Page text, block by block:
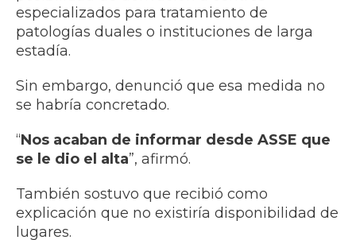
especializados para tratamiento de
patologías duales o instituciones de larga
estadía.
Sin embargo, denunció que esa medida no
se habría concretado.
“Nos acaban de informar desde ASSE que
se le dio el alta”, afirmó.
También sostuvo que recibió como
explicación que no existiría disponibilidad de
lugares.